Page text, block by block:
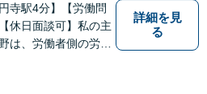
円寺駅4分】【労働問
休日面談可】私の主
は、労働者側の労働
詳細を見
る